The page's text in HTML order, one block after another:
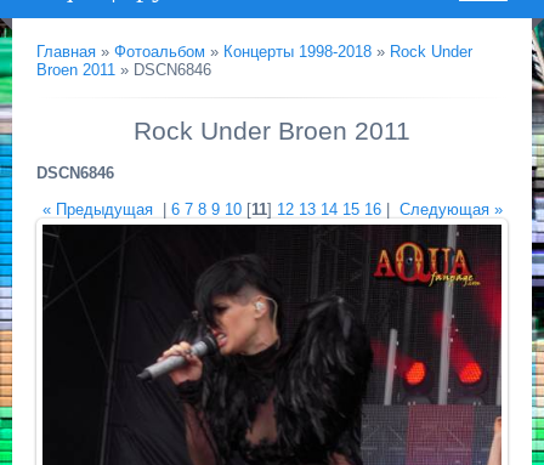
Главная » Фотоальбом » Концерты 1998-2018 » Rock Under
Broen 2011 » DSCN6846
Rock Under Broen 2011
DSCN6846
« Предыдущая| 6 7 8 9 10[11] 12 13 14 15 16| Следующая »